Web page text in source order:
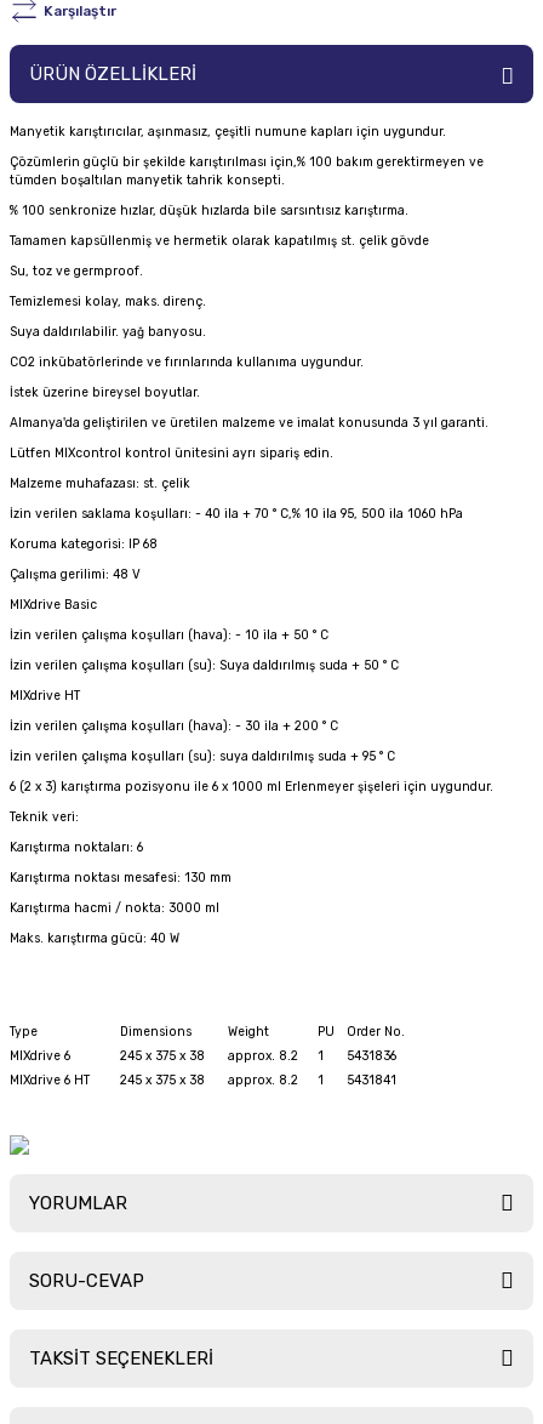
Karşılaştır
ÜRÜN ÖZELLİKLERİ
Manyetik karıştırıcılar, aşınmasız, çeşitli numune kapları için uygundur.
Çözümlerin güçlü bir şekilde karıştırılması için,% 100 bakım gerektirmeyen ve
tümden boşaltılan manyetik tahrik konsepti.
% 100 senkronize hızlar, düşük hızlarda bile sarsıntısız karıştırma.
Tamamen kapsüllenmiş ve hermetik olarak kapatılmış st. çelik gövde
Su, toz ve germproof.
Temizlemesi kolay, maks. direnç.
Suya daldırılabilir. yağ banyosu.
CO2 inkübatörlerinde ve fırınlarında kullanıma uygundur.
İstek üzerine bireysel boyutlar.
Almanya'da geliştirilen ve üretilen malzeme ve imalat konusunda 3 yıl garanti.
Lütfen MIXcontrol kontrol ünitesini ayrı sipariş edin.
Malzeme muhafazası: st. çelik
İzin verilen saklama koşulları: - 40 ila + 70 ° C,% 10 ila 95, 500 ila 1060 hPa
Koruma kategorisi: IP 68
Çalışma gerilimi: 48 V
MIXdrive Basic
İzin verilen çalışma koşulları (hava): - 10 ila + 50 ° C
İzin verilen çalışma koşulları (su): Suya daldırılmış suda + 50 ° C
MIXdrive HT
İzin verilen çalışma koşulları (hava): - 30 ila + 200 ° C
İzin verilen çalışma koşulları (su): suya daldırılmış suda + 95 ° C
6 (2 x 3) karıştırma pozisyonu ile 6 x 1000 ml Erlenmeyer şişeleri için uygundur.
Teknik veri:
Karıştırma noktaları: 6
Karıştırma noktası mesafesi: 130 mm
Karıştırma hacmi / nokta: 3000 ml
Maks. karıştırma gücü: 40 W
Type Dimens­ions Weight PU
Order No.
MIXdrive 6
245 x 375 x 38 approx. 8.2 1
5431836
MIXdrive 6 HT
245 x 375 x 38 approx. 8.2 1 5431841
YORUMLAR
SORU-CEVAP
TAKSİT SEÇENEKLERİ